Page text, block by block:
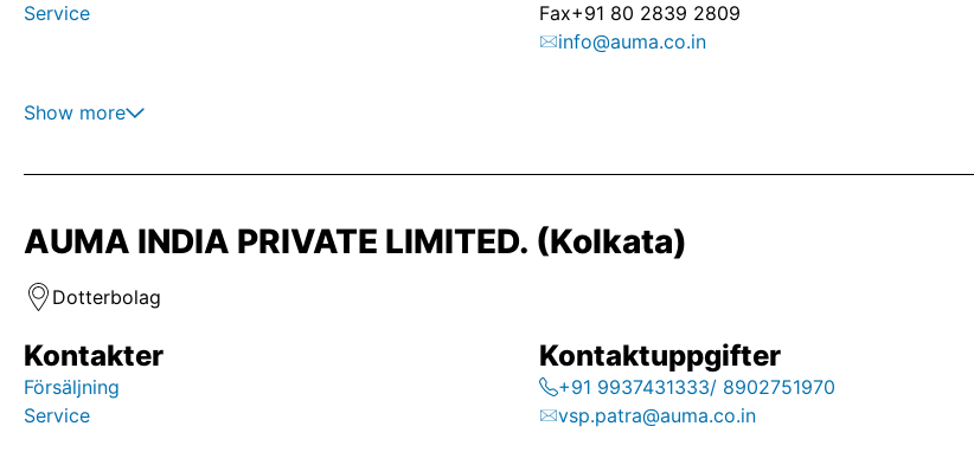
Service
Fax+91 80 2839 2809
info@auma.co.in
Show more
AUMA INDIA PRIVATE LIMITED. (Kolkata)
Dotterbolag
Kontakter
Försäljning
Service
Kontaktuppgifter
+91 9937431333/ 8902751970
vsp.patra@auma.co.in